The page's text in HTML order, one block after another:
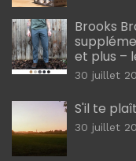
Brooks
et plus –
30 juillet
S'il te
30 juillet